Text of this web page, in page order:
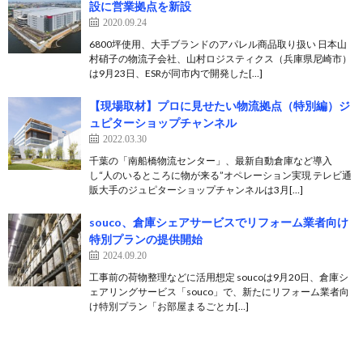
設に営業拠点を新設
2020.09.24
6800坪使用、大手ブランドのアパレル商品取り扱い 日本山
村硝子の物流子会社、山村ロジスティクス（兵庫県尼崎市）
は9月23日、ESRが同市内で開発した[…]
【現場取材】プロに見せたい物流拠点（特別編）ジ
ュピターショップチャンネル
2022.03.30
千葉の「南船橋物流センター」、最新自動倉庫など導入
し“人のいるところに物が来る”オペレーション実現 テレビ通
販大手のジュピターショップチャンネルは3月[…]
souco、倉庫シェアサービスでリフォーム業者向け
特別プランの提供開始
2024.09.20
工事前の荷物整理などに活用想定 soucoは9月20日、倉庫シ
ェアリングサービス「souco」で、新たにリフォーム業者向
け特別プラン「お部屋まるごとカ[…]